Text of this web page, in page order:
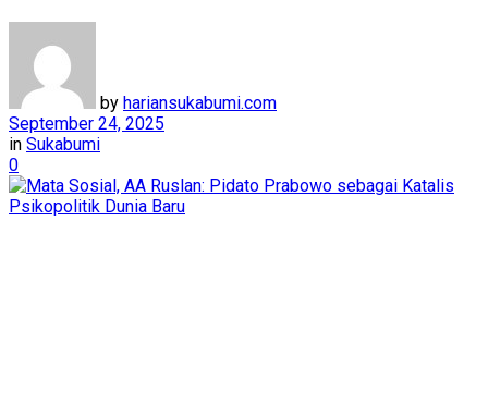
by hariansukabumi.com
September 24, 2025
in Sukabumi
0